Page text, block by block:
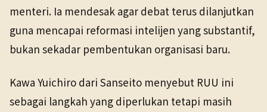
menteri. Ia mendesak agar debat terus dilanjutkan
guna mencapai reformasi intelijen yang substantif,
bukan sekadar pembentukan organisasi baru.
Kawa Yuichiro dari Sanseito menyebut RUU ini
sebagai langkah yang diperlukan tetapi masih